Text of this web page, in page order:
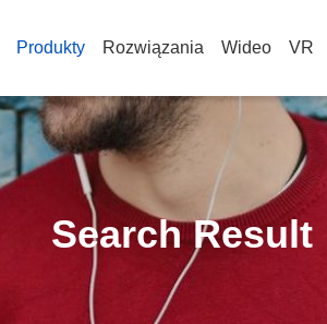
Produkty Rozwiązania Wideo VR
Search Result